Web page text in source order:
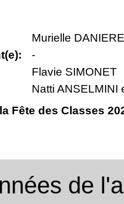
Murielle
-
Flavie SIMONET
Natti ANSELMINI
Fête des Classes
de